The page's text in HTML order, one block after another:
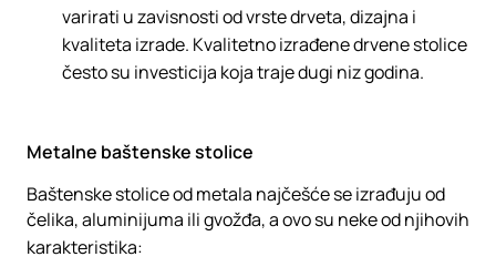
varirati u zavisnosti od vrste drveta, dizajna i
kvaliteta izrade. Kvalitetno izrađene drvene stolice
često su investicija koja traje dugi niz godina.
Metalne baštenske stolice
Baštenske stolice od metala najčešće se izrađuju od
čelika, aluminijuma ili gvožđa, a ovo su neke od njihovih
karakteristika: